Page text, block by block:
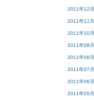
2011年12月
2011年11月
2011年10月
2011年09月
2011年08月
2011年07月
2011年06月
2011年05月